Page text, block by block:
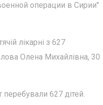
операции в Сирии"
лікарні з 627
Олена Михайлівна, 30
перебували 627 дітей.